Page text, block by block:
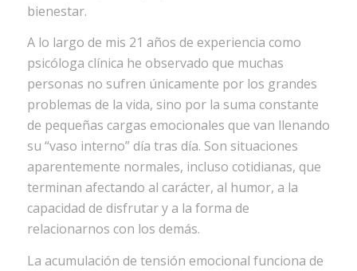
bienestar.
A lo largo de mis 21 años de experiencia como
psicóloga clínica he observado que muchas
personas no sufren únicamente por los grandes
problemas de la vida, sino por la suma constante
de pequeñas cargas emocionales que van llenando
su “vaso interno” día tras día. Son situaciones
aparentemente normales, incluso cotidianas, que
terminan afectando al carácter, al humor, a la
capacidad de disfrutar y a la forma de
relacionarnos con los demás.
La acumulación de tensión emocional funciona de